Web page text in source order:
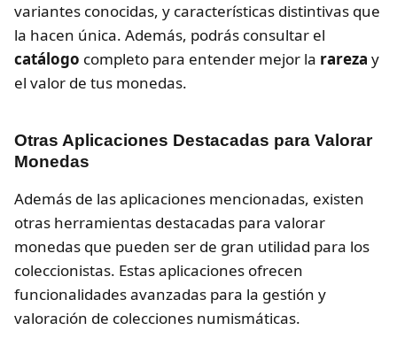
variantes conocidas, y características distintivas que
la hacen única. Además, podrás consultar el
catálogo completo para entender mejor la rareza y
el valor de tus monedas.
Otras Aplicaciones Destacadas para Valorar
Monedas
Además de las aplicaciones mencionadas, existen
otras herramientas destacadas para valorar
monedas que pueden ser de gran utilidad para los
coleccionistas. Estas aplicaciones ofrecen
funcionalidades avanzadas para la gestión y
valoración de colecciones numismáticas.